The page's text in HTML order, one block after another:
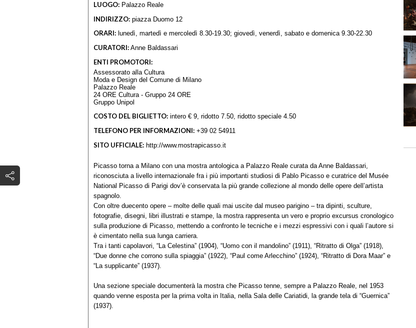
LUOGO: Palazzo Reale
INDIRIZZO: piazza Duomo 12
ORARI: lunedì, martedì e mercoledì 8.30-19.30; giovedì, venerdì, sabato e domenica 9.30-22.30
CURATORI: Anne Baldassari
ENTI PROMOTORI:
Assessorato alla Cultura
Moda e Design del Comune di Milano
Palazzo Reale
24 ORE Cultura - Gruppo 24 ORE
Gruppo Unipol
COSTO DEL BIGLIETTO: intero € 9, ridotto 7.50, ridotto speciale 4.50
TELEFONO PER INFORMAZIONI: +39 02 54911
SITO UFFICIALE: http://www.mostrapicasso.it
Picasso torna a Milano con una mostra antologica a Palazzo Reale curata da Anne Baldassari,
riconosciuta a livello internazionale fra i più importanti studiosi di Pablo Picasso e curatrice del Musée
National Picasso di Parigi dov’è conservata la più grande collezione al mondo delle opere dell’artista
spagnolo.
Con oltre duecento opere – molte delle quali mai uscite dal museo parigino – tra dipinti, sculture,
fotografie, disegni, libri illustrati e stampe, la mostra rappresenta un vero e proprio excursus cronologico
sulla produzione di Picasso, mettendo a confronto le tecniche e i mezzi espressivi con i quali l’autore si
è cimentato nella sua lunga carriera.
Tra i tanti capolavori, “La Celestina” (1904), “Uomo con il mandolino” (1911), “Ritratto di Olga” (1918),
“Due donne che corrono sulla spiaggia” (1922), “Paul come Arlecchino” (1924), “Ritratto di Dora Maar” e
“La supplicante” (1937).
Una sezione speciale documenterà la mostra che Picasso tenne, sempre a Palazzo Reale, nel 1953
quando venne esposta per la prima volta in Italia, nella Sala delle Cariatidi, la grande tela di “Guernica”
(1937).